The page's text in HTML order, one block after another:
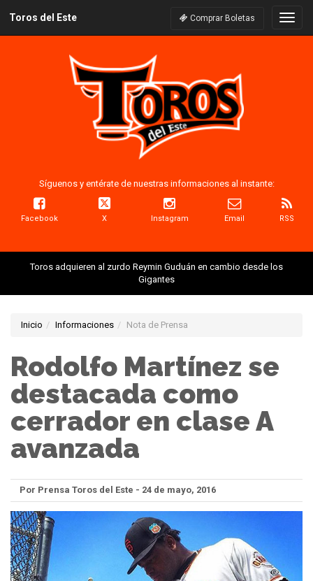
Toros del Este Comprar Boletas
Síguenos y entérate de nuestras informaciones al instante:
Facebook X Instagram Email RSS
Toros adquieren al zurdo Reymin Guduán en cambio desde los
Gigantes
Inicio Informaciones Nota de Prensa
Rodolfo Martínez se
destacada como
cerrador en clase A
avanzada
Por Prensa Toros del Este - 24 de mayo, 2016